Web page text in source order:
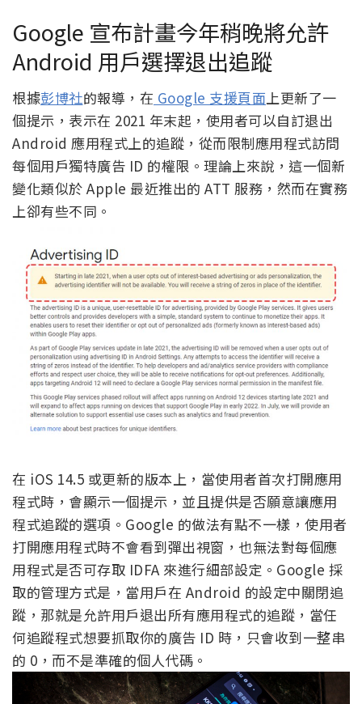
Google 宣布計畫今年稍晚將允許
Android 用戶選擇退出追蹤
根據彭博社的報導，在 Google 支援頁面上更新了一
個提示，表示在 2021 年末起，使用者可以自訂退出
Android 應用程式上的追蹤，從而限制應用程式訪問
每個用戶獨特廣告 ID 的權限。理論上來說，這一個新
變化類似於 Apple 最近推出的 ATT 服務，然而在實務
上卻有些不同。
在 iOS 14.5 或更新的版本上，當使用者首次打開應用
程式時，會顯示一個提示，並且提供是否願意讓應用
程式追蹤的選項。Google 的做法有點不一樣，使用者
打開應用程式時不會看到彈出視窗，也無法對每個應
用程式是否可存取 IDFA 來進行細部設定。Google 採
取的管理方式是，當用戶在 Android 的設定中關閉追
蹤，那就是允許用戶退出所有應用程式的追蹤，當任
何追蹤程式想要抓取你的廣告 ID 時，只會收到一整串
的 0，而不是準確的個人代碼。